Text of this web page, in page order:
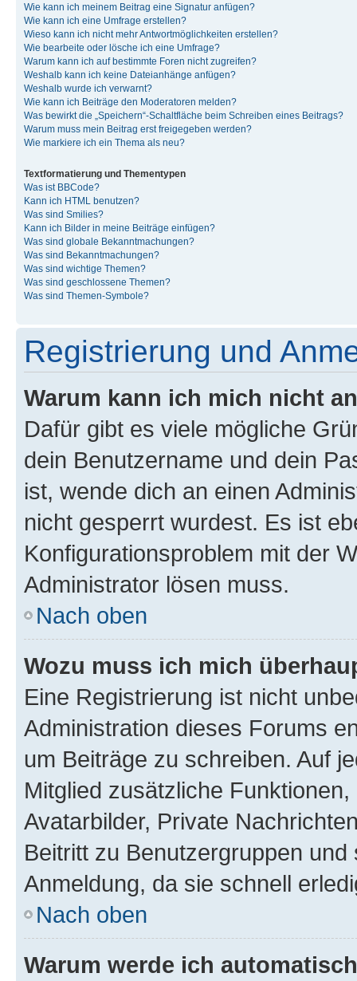
Wie kann ich meinem Beitrag eine Signatur anfügen?
Wie kann ich eine Umfrage erstellen?
Wieso kann ich nicht mehr Antwortmöglichkeiten erstellen?
Wie bearbeite oder lösche ich eine Umfrage?
Warum kann ich auf bestimmte Foren nicht zugreifen?
Weshalb kann ich keine Dateianhänge anfügen?
Weshalb wurde ich verwarnt?
Wie kann ich Beiträge den Moderatoren melden?
Was bewirkt die „Speichern“-Schaltfläche beim Schreiben eines Beitrags?
Warum muss mein Beitrag erst freigegeben werden?
Wie markiere ich ein Thema als neu?
Textformatierung und Thementypen
Was ist BBCode?
Kann ich HTML benutzen?
Was sind Smilies?
Kann ich Bilder in meine Beiträge einfügen?
Was sind globale Bekanntmachungen?
Was sind Bekanntmachungen?
Was sind wichtige Themen?
Was sind geschlossene Themen?
Was sind Themen-Symbole?
Registrierung und
Warum kann ich mich nicht
Dafür gibt es viele mögliche
dein Benutzername und dein
ist, wende dich an einen
nicht gesperrt wurdest. Es ist
Konfigurationsproblem mit der
Administrator lösen muss.
Nach oben
Wozu muss ich mich
Eine Registrierung ist nicht
Administration dieses Forums
um Beiträge zu schreiben. Auf
Mitglied zusätzliche
Avatarbilder, Private
Beitritt zu Benutzergruppen
Anmeldung, da sie schnell
Nach oben
Warum werde ich